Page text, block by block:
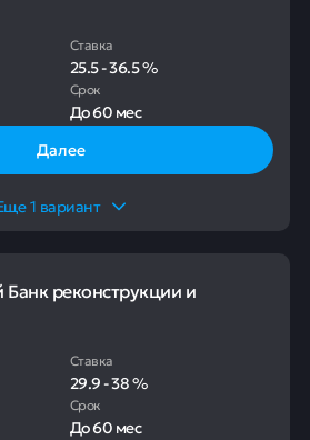
Ставка
25.5-36.5%
Срок
До60 мес
Далее
1 вариант
Банк реконструкции и
Ставка
29.9-38%
Срок
До60 мес